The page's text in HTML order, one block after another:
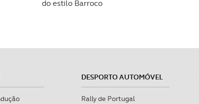
do estilo Barroco
DESPORTO AUTOMÓVEL
Rally de Portugal